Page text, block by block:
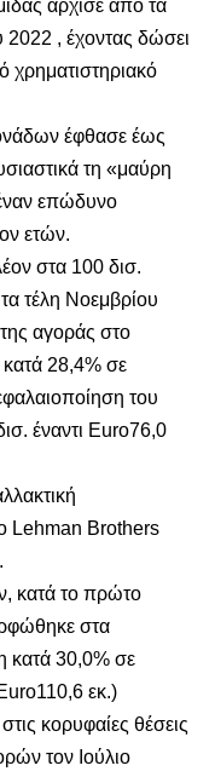
άρχισε από τα
, έχοντας δώσει
χρηματιστηριακό
έφθασε έως
τη «μαύρη
επώδυνο
ετών.
στα 100 δισ.
τέλη Νοεμβρίου
αγοράς στο
28,4% σε
του
έναντι Euro76,0
Lehman Brothers
κατά το πρώτο
στα
κατά 30,0% σε
εκ.)
κορυφαίες θέσεις
τον Ιούλιο